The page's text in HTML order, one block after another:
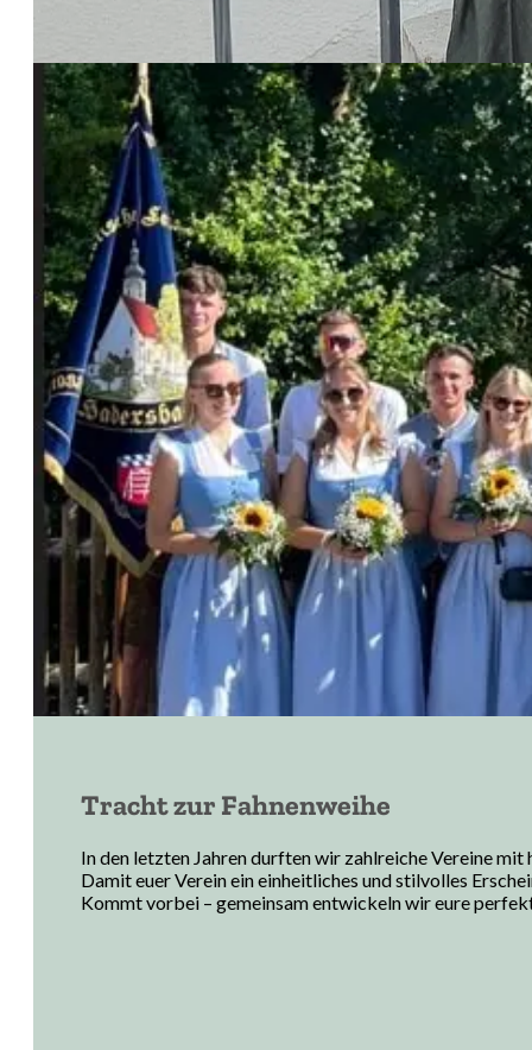
Tracht zur Fahnenweihe
In den letzten Jahren durften wir zahlreiche Vereine
Damit euer Verein ein einheitliches und stilvolles
Kommt vorbei – gemeinsam entwickeln wir eure